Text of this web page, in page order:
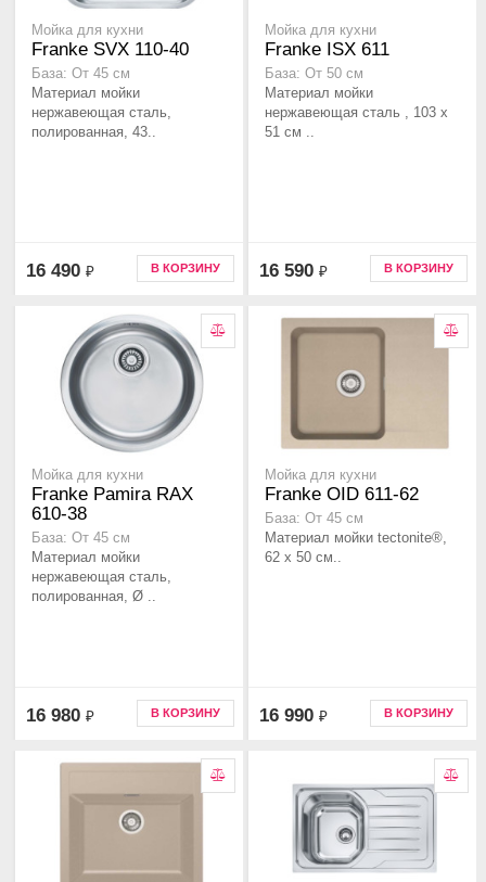
Мойка для кухни
Franke SVX 110-40
База: От 45 см
Материал мойки
нержавеющая сталь,
полированная, 43..
16 490 ₽ В КОРЗИНУ
Мойка для кухни
Franke ISX 611
База: От 50 см
Материал мойки
нержавеющая сталь , 103 х
51 см ..
16 590 ₽ В КОРЗИНУ
Мойка для кухни
Franke Pamira RAX
610-38
База: От 45 см
Материал мойки
нержавеющая сталь,
полированная, Ø ..
16 980 ₽ В КОРЗИНУ
Мойка для кухни
Franke OID 611-62
База: От 45 см
Материал мойки tectonite®,
62 x 50 см..
16 990 ₽ В КОРЗИНУ